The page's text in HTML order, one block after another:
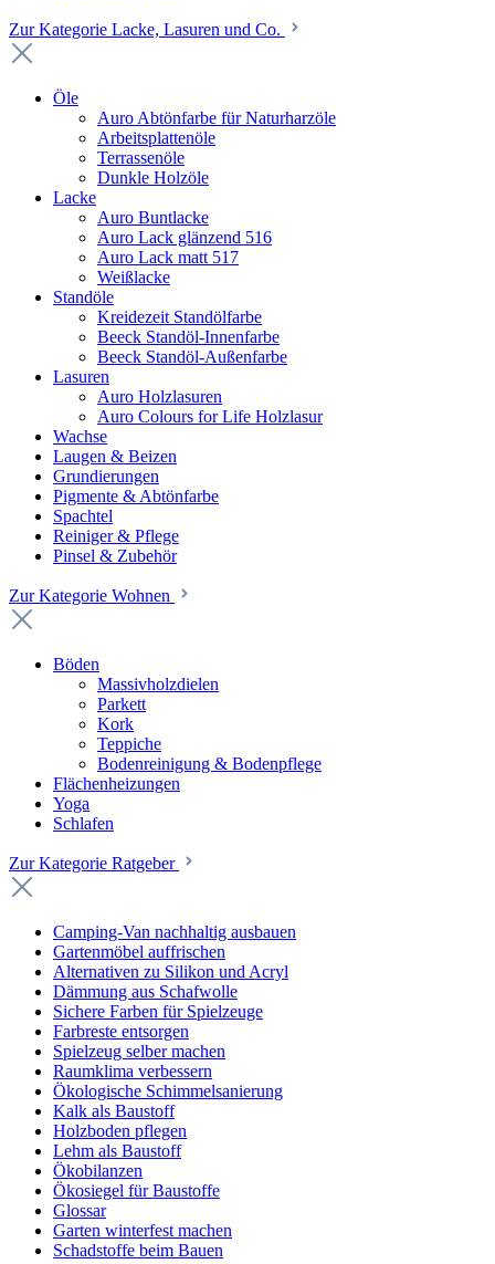
Zur Kategorie Lacke, Lasuren und Co.
Öle
Auro Abtönfarbe für Naturharzöle
Arbeitsplattenöle
Terrassenöle
Dunkle Holzöle
Lacke
Auro Buntlacke
Auro Lack glänzend 516
Auro Lack matt 517
Weißlacke
Standöle
Kreidezeit Standölfarbe
Beeck Standöl-Innenfarbe
Beeck Standöl-Außenfarbe
Lasuren
Auro Holzlasuren
Auro Colours for Life Holzlasur
Wachse
Laugen & Beizen
Grundierungen
Pigmente & Abtönfarbe
Spachtel
Reiniger & Pflege
Pinsel & Zubehör
Zur Kategorie Wohnen
Böden
Massivholzdielen
Parkett
Kork
Teppiche
Bodenreinigung & Bodenpflege
Flächenheizungen
Yoga
Schlafen
Zur Kategorie Ratgeber
Camping-Van nachhaltig ausbauen
Gartenmöbel auffrischen
Alternativen zu Silikon und Acryl
Dämmung aus Schafwolle
Sichere Farben für Spielzeuge
Farbreste entsorgen
Spielzeug selber machen
Raumklima verbessern
Ökologische Schimmelsanierung
Kalk als Baustoff
Holzboden pflegen
Lehm als Baustoff
Ökobilanzen
Ökosiegel für Baustoffe
Glossar
Garten winterfest machen
Schadstoffe beim Bauen